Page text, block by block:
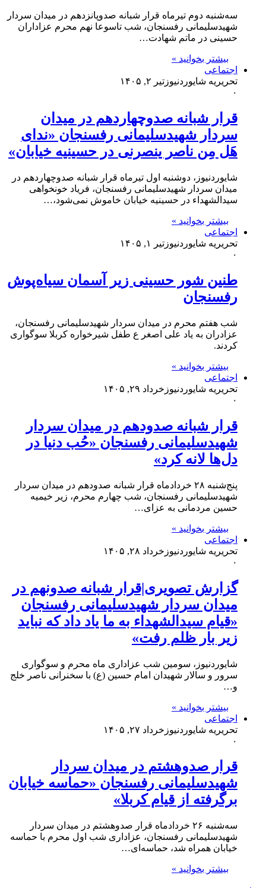
سه‌شنبه دوم تیرماه قرار شبانه صدوپانزدهم در میدان سردار
شهیدسلیمانی رفسنجان، شب تاسوعا نهم محرم عزاداران
حسینی در ماتم شهادت…
بیشتر بخوانید »
اجتماعی
تحریریه شایوردنیوز تیر ۲, ۱۴۰۵
۰
قرار شبانه صدو‌چهاردهم در میدان
سردار شهیدسلیمانی رفسنجان «ندای
هَل مِن ناصر ینصرنی در حسینیه خیابان»
شایوردنیوز، دوشنبه اول تیرماه قرار شبانه صدو‌چهاردهم در
میدان سردار شهیدسلیمانی رفسنجان، فریاد خونخواهی
سیدالشهداء در حسینیه خیابان خاموش نمی‌شود،…
بیشتر بخوانید »
اجتماعی
تحریریه شایوردنیوز تیر ۱, ۱۴۰۵
۰
طنین شور حسینی زیر آسمان سیاه‌پوش
رفسنجان
شب هفتم محرم در میدان سردار شهیدسلیمانی رفسنجان،
عزادران به یاد علی اصغر ع طفل شیرخواره کربلا سوگواری
کردند.
بیشتر بخوانید »
اجتماعی
تحریریه شایوردنیوز خرداد ۲۹, ۱۴۰۵
۰
قرار شبانه صدودهم در میدان سردار
شهیدسلیمانی رفسنجان «حُب دنیا در
دل‌ها لانه کرد»
پنج‌شنبه ۲۸ خردادماه قرار شبانه صدودهم در میدان سردار
شهیدسلیمانی رفسنجان، شب چهارم محرم، زیر خیمیه
حسین مردمانی به عزای…
بیشتر بخوانید »
اجتماعی
تحریریه شایوردنیوز خرداد ۲۸, ۱۴۰۵
۰
گزارش تصویری|قرار شبانه صدونهم در
میدان سردار شهیدسلیمانی رفسنجان
«قیام سیدالشهداء به ما یاد داد که نباید
زیر بار ظلم رفت»
شایوردنیوز، سومین شب عزاداری ماه محرم و سوگواری
سرور و سالار شهیدان امام حسین (ع) با سخنرانی ناصر خلج
و…
بیشتر بخوانید »
اجتماعی
تحریریه شایوردنیوز خرداد ۲۷, ۱۴۰۵
۰
قرار صدوهشتم در میدان سردار
شهیدسلیمانی رفسنجان «حماسه خیابان
برگرفته از قیام کربلا»
سه‌شنبه ۲۶ خردادماه قرار صدوهشتم در میدان سردار
شهیدسلیمانی رفسنجان، عزاداری شب اول محرم با حماسه
خیابان همراه شد، حماسه‌ای…
بیشتر بخوانید »